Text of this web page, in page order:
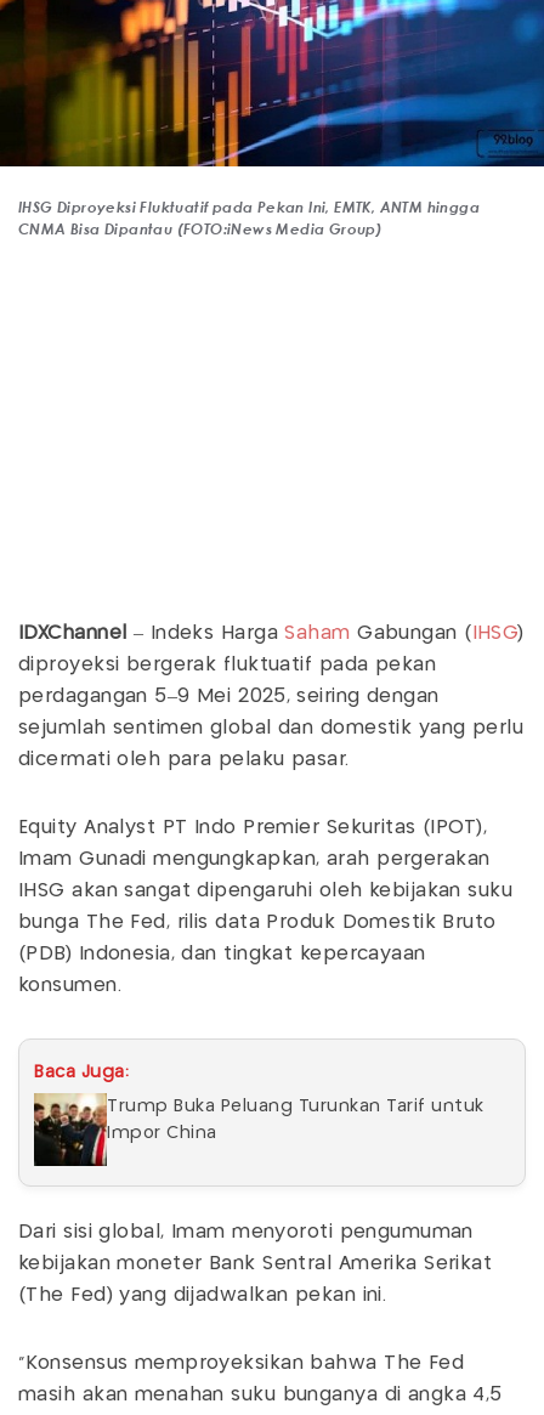
IHSG Diproyeksi Fluktuatif pada Pekan Ini, EMTK, ANTM hingga
CNMA Bisa Dipantau (FOTO:iNews Media Group)
IDXChannel – Indeks HargaSaham Gabungan ( IHSG)
diproyeksi bergerak fluktuatif pada pekan
perdagangan 5–9 Mei 2025, seiring dengan
sejumlah sentimen global dan domestik yang perlu
dicermati oleh para pelaku pasar.
Equity Analyst PT Indo Premier Sekuritas (IPOT),
Imam Gunadi mengungkapkan, arah pergerakan
IHSG akan sangat dipengaruhi oleh kebijakan suku
bunga The Fed, rilis data Produk Domestik Bruto
(PDB) Indonesia, dan tingkat kepercayaan
konsumen.
Baca Juga:
Trump Buka Peluang Turunkan Tarif untuk
Impor China
Dari sisi global, Imam menyoroti pengumuman
kebijakan moneter Bank Sentral Amerika Serikat
(The Fed) yang dijadwalkan pekan ini.
“Konsensus memproyeksikan bahwa The Fed
masih akan menahan suku bunganya di angka 4,5